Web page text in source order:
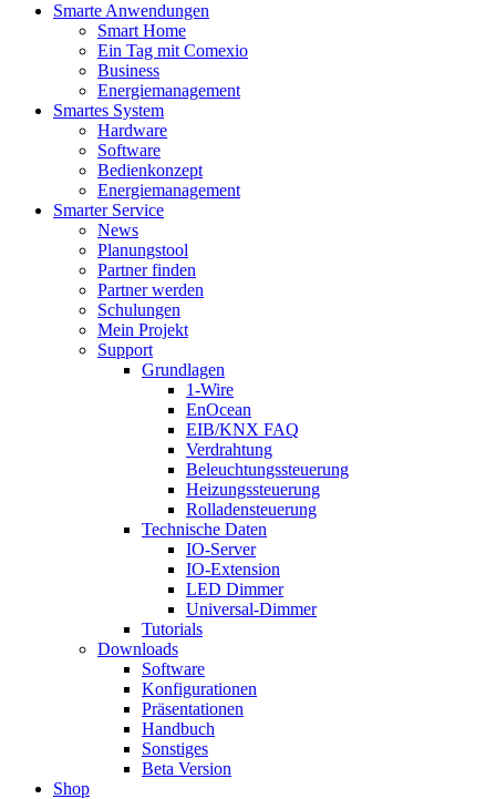
Smarte Anwendungen
Smart Home
Ein Tag mit Comexio
Business
Energiemanagement
Smartes System
Hardware
Software
Bedienkonzept
Energiemanagement
Smarter Service
News
Planungstool
Partner finden
Partner werden
Schulungen
Mein Projekt
Support
Grundlagen
1-Wire
EnOcean
EIB/KNX FAQ
Verdrahtung
Beleuchtungssteuerung
Heizungssteuerung
Rolladensteuerung
Technische Daten
IO-Server
IO-Extension
LED Dimmer
Universal-Dimmer
Tutorials
Downloads
Software
Konfigurationen
Präsentationen
Handbuch
Sonstiges
Beta Version
Shop